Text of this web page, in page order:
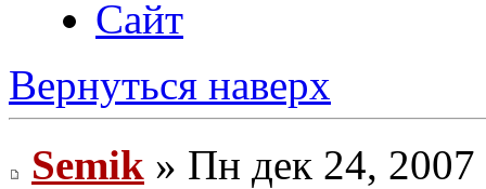
Сайт
Вернуться наверх
Semik » Пн дек 24, 2007